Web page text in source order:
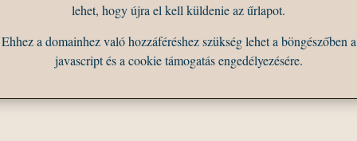
lehet, hogy újra el kell küldenie az űrlapot.
Ehhez a domainhez való hozzáféréshez szükség lehet a böngészőben a
javascript és a cookie támogatás engedélyezésére.